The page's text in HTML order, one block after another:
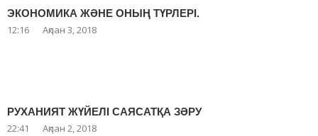
ЭКОНОМИКА ЖӘНЕ ОНЫҢ ТҮРЛЕРІ.
12:16 Ақпан 3, 2018
РУХАНИЯТ ЖҮЙЕЛІ САЯСАТҚА ЗӘРУ
22:41 Ақпан 2, 2018